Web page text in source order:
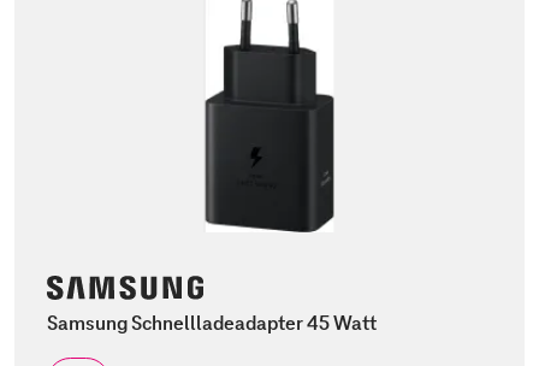
Samsung Schnellladeadapter 45 Watt